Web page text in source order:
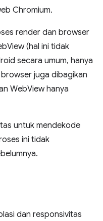
Chromium.
render dan browser
(hal ini tidak
secara umum, hanya
juga dibagikan
WebView hanya
untuk mendekode
ini tidak
dan responsivitas